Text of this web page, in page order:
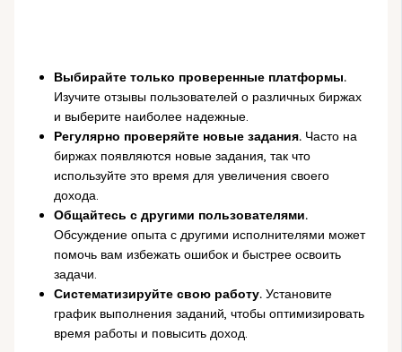
Выбирайте только проверенные платформы.
Изучите отзывы пользователей о различных биржах
и выберите наиболее надежные.
Регулярно проверяйте новые задания.Часто на
биржах появляются новые задания, так что
используйте это время для увеличения своего
дохода.
Общайтесь с другими пользователями.
Обсуждение опыта с другими исполнителями может
помочь вам избежать ошибок и быстрее освоить
задачи.
Систематизируйте свою работу.Установите
график выполнения заданий, чтобы оптимизировать
время работы и повысить доход.